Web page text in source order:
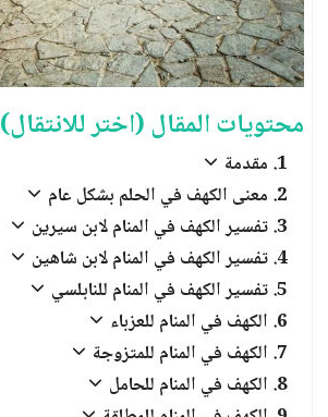
محتويات المقال (اختر للانتقال)
مقدمة
معنى الكهف في الحلم بشكل عام
تفسير الكهف في المنام لابن سيرين
تفسير الكهف في المنام لابن شاهين
تفسير الكهف في المنام للنابلسي
الكهف في المنام للعزباء
الكهف في المنام للمتزوجة
الكهف في المنام للحامل